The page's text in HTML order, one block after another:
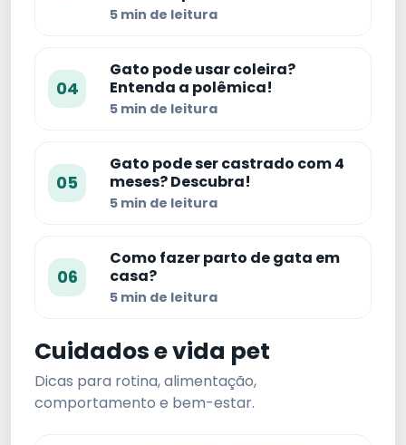
5 min de leitura
04
Gato pode usar coleira?
Entenda a polêmica!
5 min de leitura
05
Gato pode ser castrado com 4
meses? Descubra!
5 min de leitura
06
Como fazer parto de gata em
casa?
5 min de leitura
Cuidados e vida pet
Dicas para rotina, alimentação,
comportamento e bem-estar.